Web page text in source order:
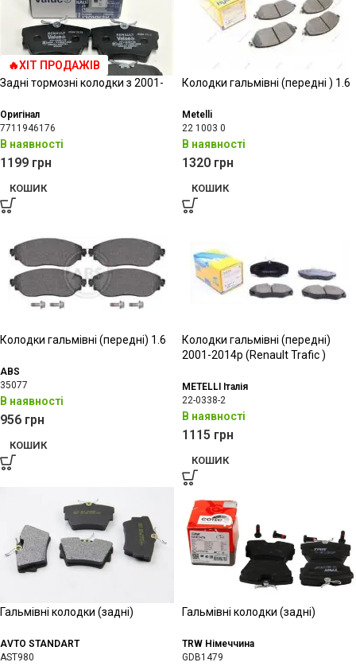
🔥ХІТ ПРОДАЖІВ
Задні тормозні колодки з 2001-
Оригінал
7711946176
В наявності
1199 грн
КОШИК
Колодки гальмівні (передні ) 1.6
Metelli
22 1003 0
В наявності
1320 грн
КОШИК
Колодки гальмівні (передні) 1.6
ABS
35077
В наявності
956 грн
КОШИК
Колодки гальмівні (передні)
2001-2014р (Renault Trafic )
METELLI Італія
22-0338-2
В наявності
1115 грн
КОШИК
Гальмівні колодки (задні)
AVTO STANDART
AST980
Гальмівні колодки (задні)
TRW Німеччина
GDB1479